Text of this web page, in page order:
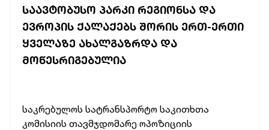
ᲡᲐᲐᲕᲢᲝᲑᲣᲡᲝ ᲞᲐᲠᲙᲘ ᲠᲔᲒᲘᲝᲜᲡᲐ ᲓᲐ
ᲔᲕᲠᲝᲞᲘᲡ ᲥᲐᲚᲐᲥᲔᲑᲡ ᲨᲝᲠᲘᲡ ᲔᲠᲗ-ᲔᲠᲗᲘ
ᲧᲕᲔᲚᲐᲖᲔ ᲐᲮᲐᲚᲒᲐᲖᲠᲓᲐ ᲓᲐ
ᲛᲝᲬᲔᲡᲠᲘᲒᲔᲑᲣᲚᲘᲐ
საკრებულოს სატრანსპორტო საკითხთა
კომისიის თავმჯდომარე ოპოზიციის